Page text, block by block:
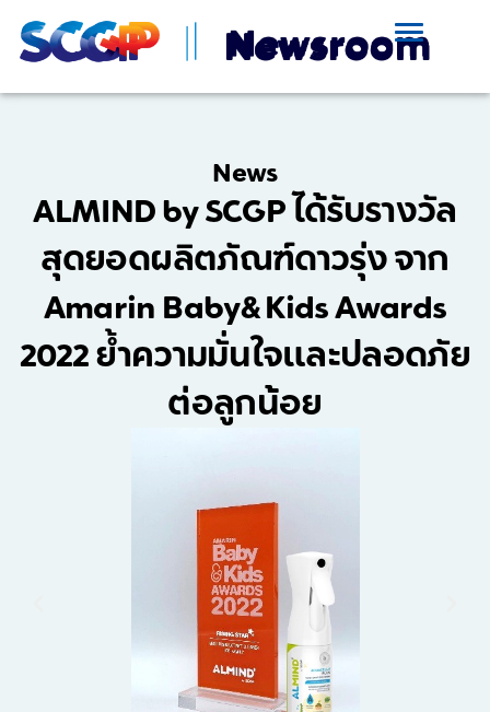
News
ALMIND by SCGP ได้รับรางวัล
สุดยอดผลิตภัณฑ์ดาวรุ่ง จาก
Amarin Baby& Kids Awards
2022 ย้ำความมั่นใจและปลอดภัย
ต่อลูกน้อย